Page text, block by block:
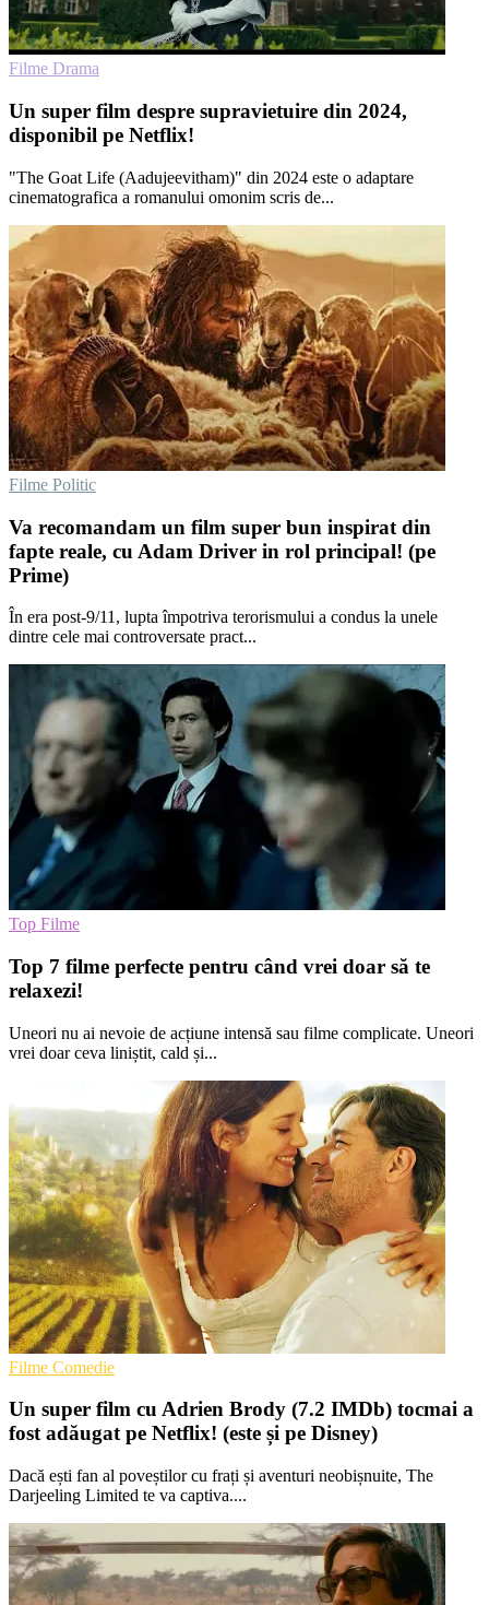
Filme Drama
Un super film despre supravietuire din 2024,
disponibil pe Netflix!
"The Goat Life (Aadujeevitham)" din 2024 este o adaptare
cinematografica a romanului omonim scris de...
Filme Politic
Va recomandam un film super bun inspirat din
fapte reale, cu Adam Driver in rol principal! (pe
Prime)
În era post-9/11, lupta împotriva terorismului a condus la unele
dintre cele mai controversate pract...
Top Filme
Top 7 filme perfecte pentru când vrei doar să te
relaxezi!
Uneori nu ai nevoie de acțiune intensă sau filme complicate. Uneori
vrei doar ceva liniștit, cald și...
Filme Comedie
Un super film cu Adrien Brody (7.2 IMDb) tocmai a
fost adăugat pe Netflix! (este și pe Disney)
Dacă ești fan al poveștilor cu frați și aventuri neobișnuite, The
Darjeeling Limited te va captiva....